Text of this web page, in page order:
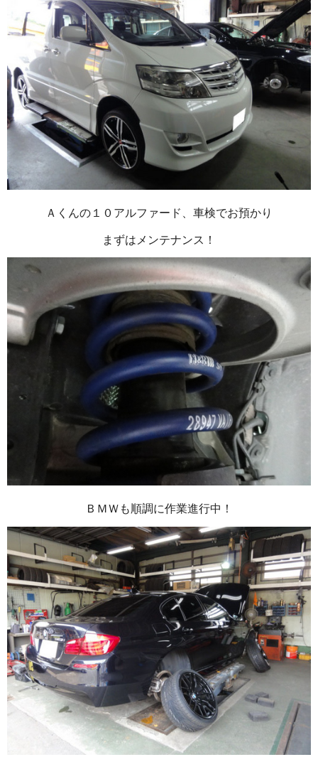
Ａくんの１０アルファード、車検でお預かり
まずはメンテナンス！
ＢＭＷも順調に作業進行中！